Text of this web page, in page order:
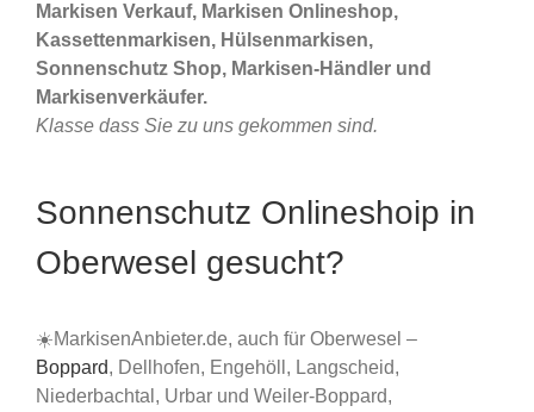
Markisen Verkauf, Markisen Onlineshop,
Kassettenmarkisen, Hülsenmarkisen,
Sonnenschutz Shop, Markisen-Händler und
Markisenverkäufer.
Klasse dass Sie zu uns gekommen sind.
Sonnenschutz Onlineshoip in
Oberwesel gesucht?
☀️MarkisenAnbieter.de, auch für Oberwesel –
Boppard, Dellhofen, Engehöll, Langscheid,
Niederbachtal, Urbar und Weiler-Boppard,